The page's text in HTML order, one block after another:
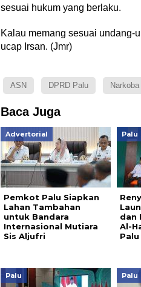
sesuai hukum yang berlaku.
Kalau memang sesuai undang-
ucap Irsan. (Jmr)
ASN DPRD Palu Narkoba
Baca Juga
Advertorial
Pemkot Palu Siapkan
Lahan Tambahan
untuk Bandara
Internasional Mutiara
Sis Aljufri
Palu
dan
Al-
Palu
Palu Palu